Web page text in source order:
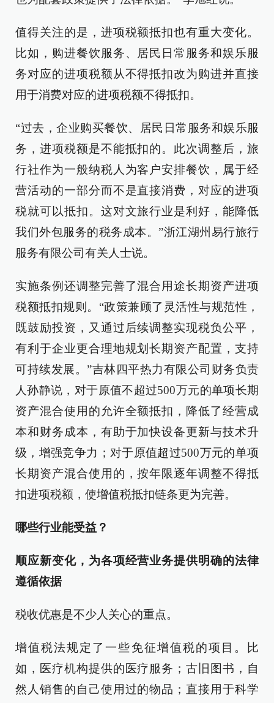
值得关注的是，进项税额抵扣也有重大变化。
比如，购进餐饮服务、居民日常服务和娱乐服
务对应的进项税额从不得抵扣改为购进并直接
用于消费对应的进项税额不得抵扣。
“过去，企业购买餐饮、居民日常服务和娱乐服
务，进项税额是不能抵扣的。此次调整后，旅
行社作为一般纳税人为客户安排餐饮，属于经
营活动的一部分而不是直接消费，对应的进项
税就可以抵扣。这对文旅行业是利好，能降低
我们外包服务的税务成本。”浙江湖州易行旅行
服务有限公司有关人士说。
实施条例还调整完善了混合用途长期资产进项
税额抵扣规则。“政策兼顾了灵活性与规范性，
既鼓励投资，又通过后续调整实现税负公平，
有利于企业更合理地规划长期资产配置，支持
可持续发展。”吉林四平热力有限公司财务负责
人孙静说，对于原值不超过500万元的单项长期
资产混合使用的允许全额抵扣，降低了经营成
本和财务成本，有助于加快设备更新与技术升
级，增强竞争力；对于原值超过500万元的单项
长期资产混合使用的，按年限逐年调整不得抵
扣进项税额，使增值税抵扣链条更为完善。
哪些行业能受益？
顺应新变化，为各项经营业务提供明确的法律
遵循依据
税收优惠是不少人关心的重点。
增值税法规定了一些免征增值税的项目。比
如，医疗机构提供的医疗服务；古旧图书，自
然人销售的自己使用过的物品；直接用于科学